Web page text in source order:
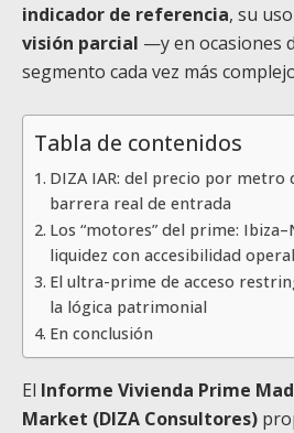
indicador de referencia, su
visión parcial —y en ocasiones
segmento cada vez más
Tabla de contenidos
DIZA IAR: del precio por metro
barrera real de entrada
Los “motores” del prime:
liquidez con accesibilidad
El ultra-prime de acceso
la lógica patrimonial
En conclusión
El Informe Vivienda Prime
Market (DIZA Consultores)